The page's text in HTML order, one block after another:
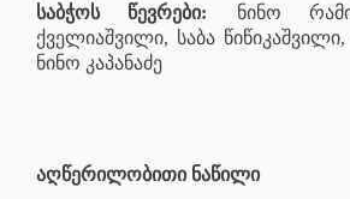
საბჭოს წევრები:
ნინო
ქველიაშვილი, საბა წიწიკაშვილი,
ნინო კაპანაძე
აღწერილობითი ნაწილი